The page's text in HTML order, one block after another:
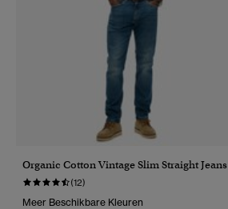
Organic Cotton Vintage Slim Straight Jeans
(12)
Meer Beschikbare Kleuren